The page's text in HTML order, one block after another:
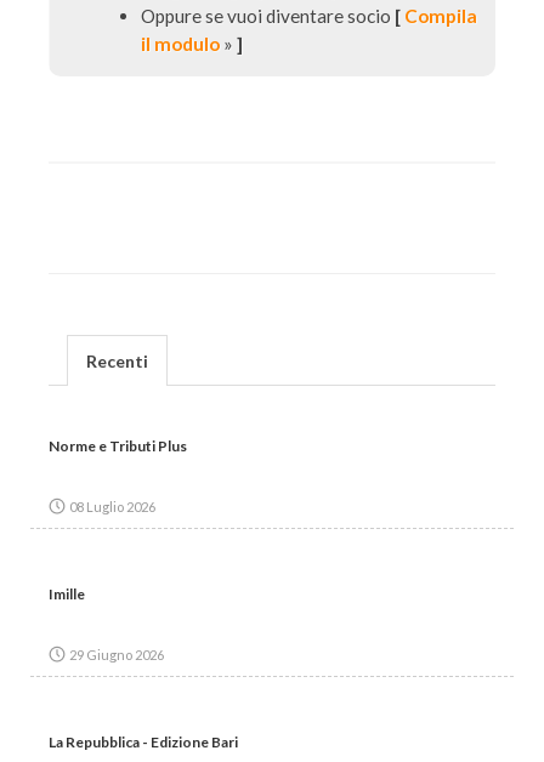
Oppure se vuoi diventare socio [ Compila
il modulo » ]
Recenti
Norme e Tributi Plus
08 Luglio 2026
Imille
29 Giugno 2026
La Repubblica - Edizione Bari